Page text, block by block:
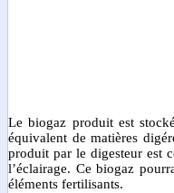
Le biogaz produit est
équivalent de matières
produit par le digesteur est
l’éclairage. Ce biogaz
éléments fertilisants.